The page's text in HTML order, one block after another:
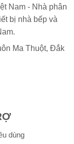
Nam - Nhà phân
bị nhà bếp và
Ma Thuột, Đắk
dùng